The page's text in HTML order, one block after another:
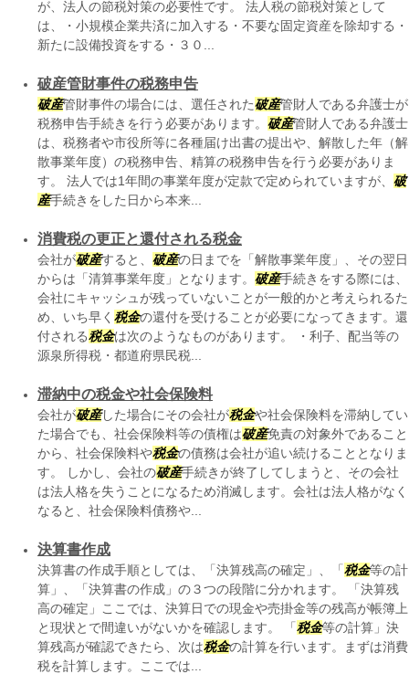
が、法人の節税対策の必要性です。 法人税の節税対策として
は、・小規模企業共済に加入する・不要な固定資産を除却する・
新たに設備投資をする・３０...
破産管財事件の税務申告
破産管財事件の場合には、選任された破産管財人である弁護士が
税務申告手続きを行う必要があります。 破産管財人である弁護士
は、税務者や市役所等に各種届け出書の提出や、解散した年（解
散事業年度）の税務申告、精算の税務申告を行う必要がありま
す。 法人では1年間の事業年度が定款で定められていますが、 破
産手続きをした日から本来...
消費税の更正と還付される税金
会社が破産すると、 破産の日までを「解散事業年度」、その翌日
からは「清算事業年度」となります。 破産手続きをする際には、
会社にキャッシュが残っていないことが一般的かと考えられるた
め、いち早く 税金の還付を受けることが必要になってきます。還
付される税金は次のようなものがあります。 ・利子、配当等の
源泉所得税・都道府県民税...
滞納中の税金や社会保険料
会社が破産した場合にその会社が税金や社会保険料を滞納してい
た場合でも、社会保険料等の債権は破産免責の対象外であること
から、社会保険料や税金の債務は会社が追い続けることとなりま
す。 しかし、会社の破産手続きが終了してしまうと、その会社
は法人格を失うことになるため消滅します。会社は法人格がなく
なると、社会保険料債務や...
決算書作成
決算書の作成手順としては、「決算残高の確定」、「 税金等の計
算」、「決算書の作成」の３つの段階に分かれます。 「決算残
高の確定」ここでは、決算日での現金や売掛金等の残高が帳簿上
と現状とで間違いがないかを確認します。 「 税金等の計算」決
算残高が確認できたら、次は税金の計算を行います。まずは消費
税を計算します。ここでは...